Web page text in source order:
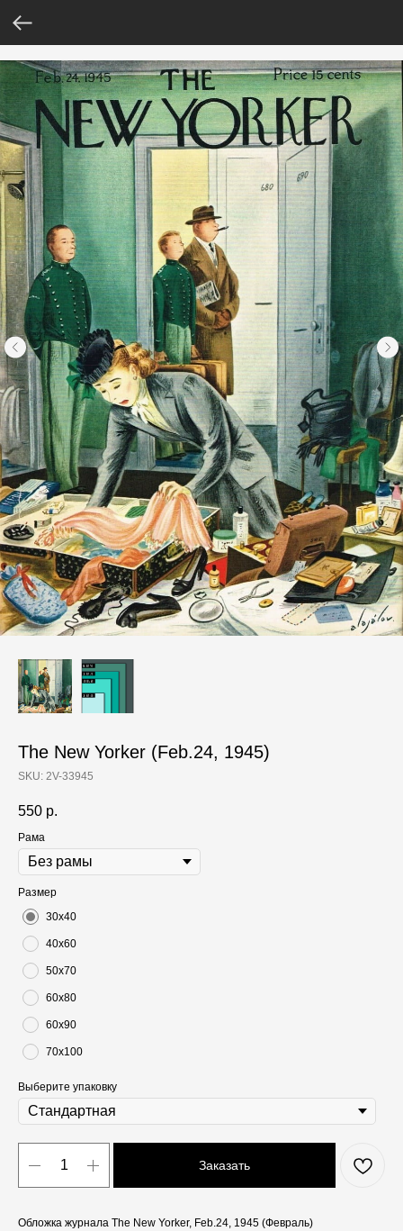
The New Yorker (Feb.24, 1945)
SKU: 2V-33945
550 р.
Рама
Размер
30х40
40х60
50х70
60х80
60х90
70х100
Выберите упаковку
Заказать
Обложка журнала The New Yorker, Feb.24, 1945 (Февраль)